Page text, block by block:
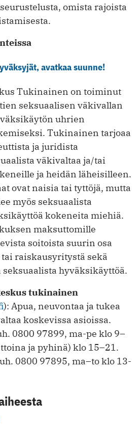
omista rajoista
avatkaa suunne!
Tukinainen on toiminut
seksuaalisen väkivallan
uhrien
Tukinainen tarjoaa
ja juridista
väkivaltaa ja/tai
ja heidän läheisilleen.
ovat naisia tai tyttöjä, mutta
myös seksuaalista
kokeneita miehiä.
maksuttomille
soitoista suurin osa
raiskausyritystä sekä
hyväksikäyttöä.
tukinainen
): Apua, neuvontaa ja tukea
koskevissa asioissa.
0800 97899, ma-pe klo 9–
ja pyhinä) klo 15–21.
0800 97895, ma–to klo 13-